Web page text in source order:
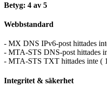
Betyg: 4 av 5
Webbstandard
- MX DNS IPv6-post hittades
- MTA-STS DNS-post hittades
- MTA-STS TXT hittades inte (
Integritet & säkerhet